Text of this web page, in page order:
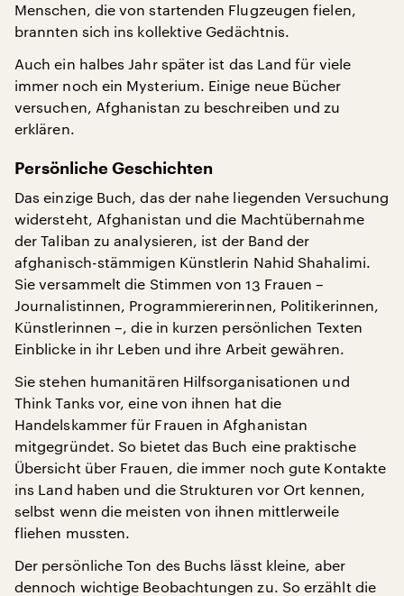
Menschen, die von startenden Flugzeugen fielen,
brannten sich ins kollektive Gedächtnis.
Auch ein halbes Jahr später ist das Land für viele
immer noch ein Mysterium. Einige neue Bücher
versuchen, Afghanistan zu beschreiben und zu
erklären.
Persönliche Geschichten
Das einzige Buch, das der nahe liegenden Versuchung
widersteht, Afghanistan und die Machtübernahme
der Taliban zu analysieren, ist der Band der
afghanisch-stämmigen Künstlerin Nahid Shahalimi.
Sie versammelt die Stimmen von 13 Frauen –
Journalistinnen, Programmiererinnen, Politikerinnen,
Künstlerinnen –, die in kurzen persönlichen Texten
Einblicke in ihr Leben und ihre Arbeit gewähren.
Sie stehen humanitären Hilfsorganisationen und
Think Tanks vor, eine von ihnen hat die
Handelskammer für Frauen in Afghanistan
mitgegründet. So bietet das Buch eine praktische
Übersicht über Frauen, die immer noch gute Kontakte
ins Land haben und die Strukturen vor Ort kennen,
selbst wenn die meisten von ihnen mittlerweile
fliehen mussten.
Der persönliche Ton des Buchs lässt kleine, aber
dennoch wichtige Beobachtungen zu. So erzählt die